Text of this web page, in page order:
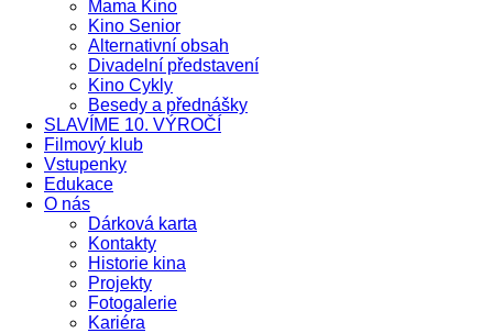
Mama Kino
Kino Senior
Alternativní obsah
Divadelní představení
Kino Cykly
Besedy a přednášky
SLAVÍME 10. VÝROČÍ
Filmový klub
Vstupenky
Edukace
O nás
Dárková karta
Kontakty
Historie kina
Projekty
Fotogalerie
Kariéra